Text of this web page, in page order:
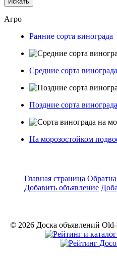
Агро
Ранние сорта винограда
Средние сорта винограда
Поздние сорта винограда
На морозостойком
Главная страница
Добавить объявление
© 2026 Доска объявлений